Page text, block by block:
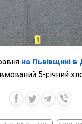
на Львівщині
5-річний